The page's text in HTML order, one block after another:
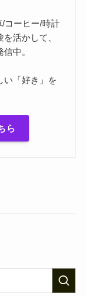
コーヒー/時計
活かして、
中。
い「好き」を
ら